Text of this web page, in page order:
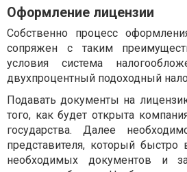
Оформление лицензии
Собственно процесс
сопряжен с таким
условия система
двухпроцентный подоходный
Подавать документы на
того, как будет открыта
государства. Далее
представителя, который
необходимых документов и